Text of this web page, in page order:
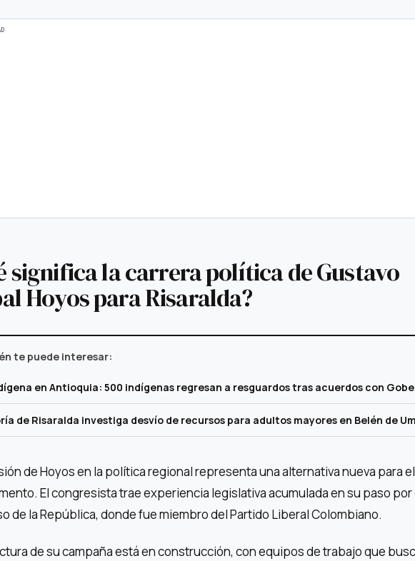
significa la carrera política de Gustavo
Hoyos para Risaralda?
te puede interesar:
en Antioquia: 500 indígenas regresan a resguardos tras acuerdos con
de Risaralda investiga desvío de recursos para adultos mayores en Belén de
de Hoyos en la política regional representa una alternativa nueva para el
El congresista trae experiencia legislativa acumulada en su paso por
de la República, donde fue miembro del Partido Liberal Colombiano.
de su campaña está en construcción, con equipos de trabajo que